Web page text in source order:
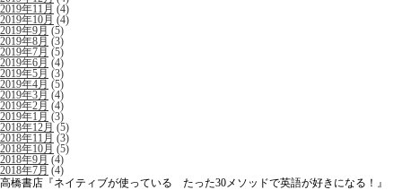
2019年11月 (4)
2019年10月 (4)
2019年9月 (5)
2019年8月 (3)
2019年7月 (5)
2019年6月 (4)
2019年5月 (3)
2019年4月 (5)
2019年3月 (4)
2019年2月 (4)
2019年1月 (3)
2018年12月(5)
2018年11月 (3)
2018年10月 (5)
2018年9月 (4)
2018年7月 (4)
高橋書店『ネイティブが使っている たった30メソッドで英語が好きになる！』